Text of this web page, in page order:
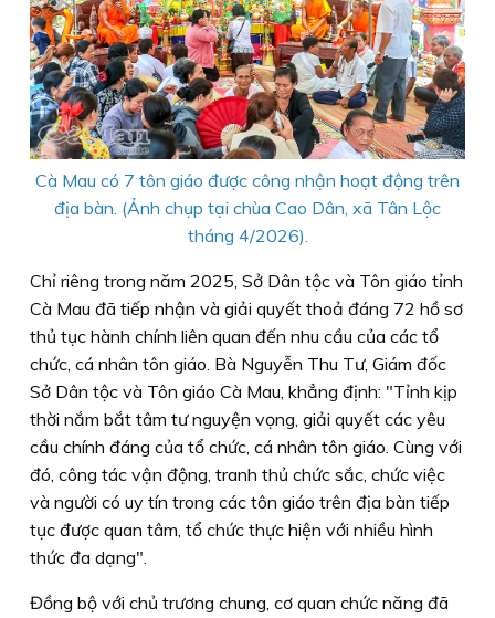
Cà Mau có 7 tôn giáo được công nhận hoạt động trên
địa bàn. (Ảnh chụp tại chùa Cao Dân, xã Tân Lộc
tháng 4/2026).
Chỉ riêng trong năm 2025, Sở Dân tộc và Tôn giáo tỉnh
Cà Mau đã tiếp nhận và giải quyết thoả đáng 72 hồ sơ
thủ tục hành chính liên quan đến nhu cầu của các tổ
chức, cá nhân tôn giáo. Bà Nguyễn Thu Tư, Giám đốc
Sở Dân tộc và Tôn giáo Cà Mau, khẳng định: "Tỉnh kịp
thời nắm bắt tâm tư nguyện vọng, giải quyết các yêu
cầu chính đáng của tổ chức, cá nhân tôn giáo. Cùng với
đó, công tác vận động, tranh thủ chức sắc, chức việc
và người có uy tín trong các tôn giáo trên địa bàn tiếp
tục được quan tâm, tổ chức thực hiện với nhiều hình
thức đa dạng".
Đồng bộ với chủ trương chung, cơ quan chức năng đã